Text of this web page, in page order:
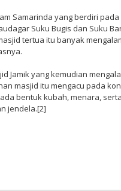
Samarinda yang berdiri pada
Suku Bugis dan Suku
tertua itu banyak
Jamik yang kemudian
masjid itu mengacu pada
bentuk kubah, menara,
jendela.[2]